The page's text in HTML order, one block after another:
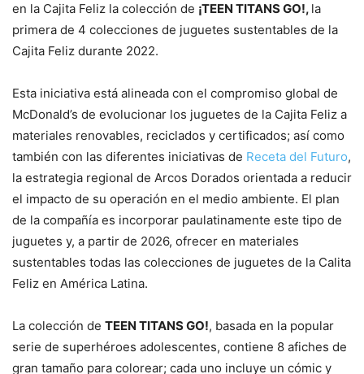
en la Cajita Feliz la colección de ¡TEEN TITANS GO!, la
primera de 4 colecciones de juguetes sustentables de la
Cajita Feliz durante 2022.
Esta iniciativa está alineada con el compromiso global de
McDonald’s de evolucionar los juguetes de la Cajita Feliz a
materiales renovables, reciclados y certificados; así como
también con las diferentes iniciativas de Receta del Futuro,
la estrategia regional de Arcos Dorados orientada a reducir
el impacto de su operación en el medio ambiente. El plan
de la compañía es incorporar paulatinamente este tipo de
juguetes y, a partir de 2026, ofrecer en materiales
sustentables todas las colecciones de juguetes de la Calita
Feliz en América Latina.
La colección de TEEN TITANS GO!, basada en la popular
serie de superhéroes adolescentes, contiene 8 afiches de
gran tamaño para colorear; cada uno incluye un cómic y